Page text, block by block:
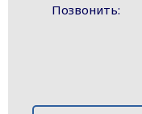
Позвонить: